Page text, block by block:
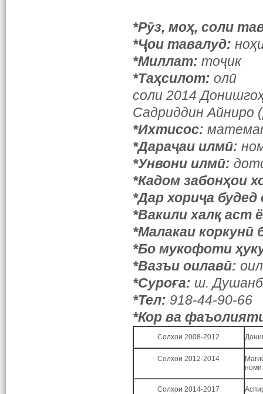
*Рӯз, моҳ, соли
*Ҷои тавалуд:
*Миллат: тоҷик
*Таҳсилот: олӣ
соли 2014
Садриддин Айниро
*Ихтисос:
*Дараҷаи илмӣ:
*Унвони илмӣ:
*Кадом забонҳои
*Дар хориҷа будед
*Вакили халқ аст
*Малакаи
*Бо мукофоти
*Вазъи оилавӣ:
*Суроға: ш.
*Тел: 918-44-90-66
*Кор ва
Солҳои 2008-2012
Солҳои 2012-2014
Солҳои 2014-2017